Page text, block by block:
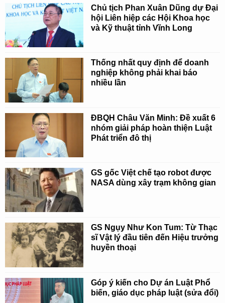
Chủ tịch Phan Xuân Dũng dự Đại
hội Liên hiệp các Hội Khoa học
và Kỹ thuật tỉnh Vĩnh Long
Thống nhất quy định để doanh
nghiệp không phải khai báo
nhiều lần
ĐBQH Châu Văn Minh: Đề xuất 6
nhóm giải pháp hoàn thiện Luật
Phát triển đô thị
GS gốc Việt chế tạo robot được
NASA dùng xây trạm không gian
GS Ngụy Như Kon Tum: Từ Thạc
sĩ Vật lý đầu tiên đến Hiệu trưởng
huyền thoại
Góp ý kiến cho Dự án Luật Phổ
biến, giáo dục pháp luật (sửa đổi)